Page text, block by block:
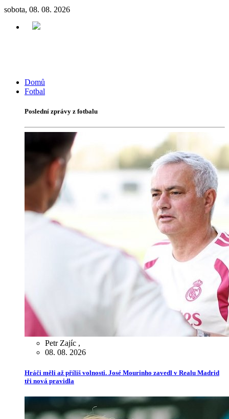
sobota, 08. 08. 2026
Domů
Fotbal
Poslední zprávy z fotbalu
Petr Zajíc ,
08. 08. 2026
Hráči měli až příliš volnosti. José Mourinho zavedl v Realu Madrid
tři nová pravidla